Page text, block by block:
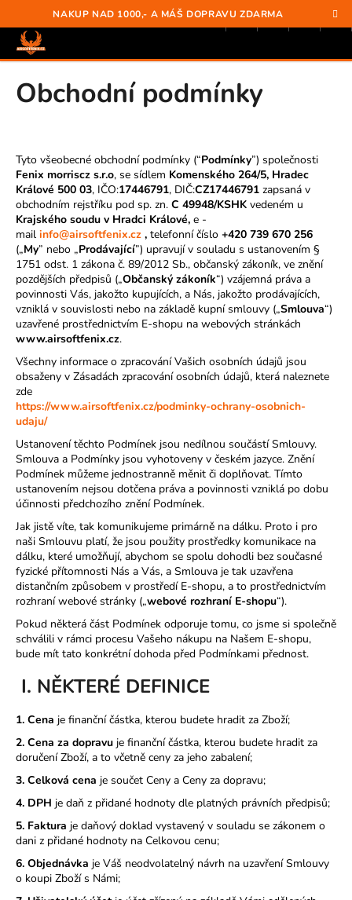
obsah
NAKUP NAD 1000,- A MÁŠ DOPRAVU ZDARMA
HledatPřihlášení
Obchodní podmínky
Tyto všeobecné obchodní podmínky (“Podmínky”) společnosti
Fenix morriscz s.r.o, se sídlem Komenského 264/5, Hradec
Králové 500 03, IČO:17446791, DIČ:CZ17446791 zapsaná v
obchodním rejstříku pod sp. zn. C 49948/KSHK vedeném u
Krajského soudu v Hradci Králové, e -
mail info@airsoftfenix.cz , telefonní číslo +420 739 670 256
(„My” nebo „Prodávající”) upravují v souladu s ustanovením §
1751 odst. 1 zákona č. 89/2012 Sb., občanský zákoník, ve znění
pozdějších předpisů („Občanský zákoník“) vzájemná práva a
povinnosti Vás, jakožto kupujících, a Nás, jakožto prodávajících,
vzniklá v souvislosti nebo na základě kupní smlouvy („Smlouva“)
uzavřené prostřednictvím E-shopu na webových stránkách
www.airsoftfenix.cz.
Všechny informace o zpracování Vašich osobních údajů jsou
obsaženy v Zásadách zpracování osobních údajů, která naleznete
zde
https://www.airsoftfenix.cz/podminky-ochrany-osobnich-
udaju/
Ustanovení těchto Podmínek jsou nedílnou součástí Smlouvy.
Smlouva a Podmínky jsou vyhotoveny v českém jazyce. Znění
Podmínek můžeme jednostranně měnit či doplňovat. Tímto
ustanovením nejsou dotčena práva a povinnosti vzniklá po dobu
účinnosti předchozího znění Podmínek.
Jak jistě víte, tak komunikujeme primárně na dálku. Proto i pro
naši Smlouvu platí, že jsou použity prostředky komunikace na
dálku, které umožňují, abychom se spolu dohodli bez současné
fyzické přítomnosti Nás a Vás, a Smlouva je tak uzavřena
distančním způsobem v prostředí E-shopu, a to prostřednictvím
rozhraní webové stránky („webové rozhraní E-shopu“).
Pokud některá část Podmínek odporuje tomu, co jsme si společně
schválili v rámci procesu Vašeho nákupu na Našem E-shopu,
bude mít tato konkrétní dohoda před Podmínkami přednost.
I. NĚKTERÉ DEFINICE
1. Cena je finanční částka, kterou budete hradit za Zboží;
2. Cena za dopravu je finanční částka, kterou budete hradit za
doručení Zboží, a to včetně ceny za jeho zabalení;
3. Celková cena je součet Ceny a Ceny za dopravu;
4. DPH je daň z přidané hodnoty dle platných právních předpisů;
5. Faktura je daňový doklad vystavený v souladu se zákonem o
dani z přidané hodnoty na Celkovou cenu;
6. Objednávka je Váš neodvolatelný návrh na uzavření Smlouvy
o koupi Zboží s Námi;
o
í
C
O
T
Ř
E
B
U
J
E
T
E
N
A
J
Í
T
?
HLEDAT
D
o
p
o
u
u
j
e
m